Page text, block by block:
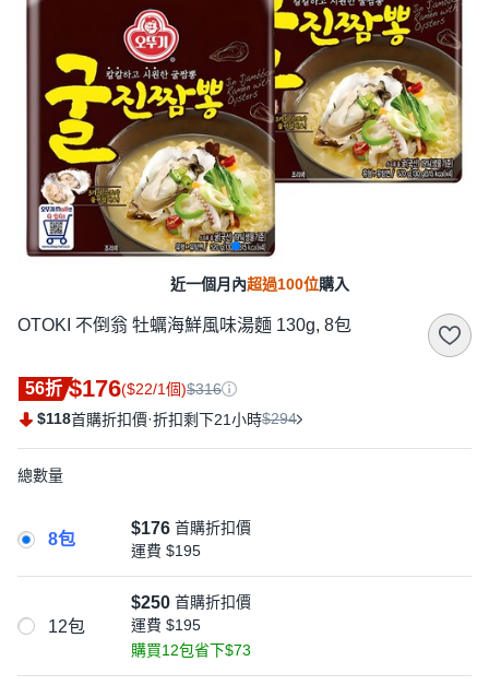
近一個月內超過100位購入
OTOKI 不倒翁 牡蠣海鮮風味湯麵 130g, 8包
56折 $176($22/1個)$316
$118首購折扣價·折扣剩下21小時$294
總數量
8包
$176 首購折扣價
運費 $195
12包
$250 首購折扣價
運費 $195
購買12包省下$73